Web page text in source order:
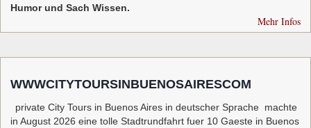
Humor und Sach Wissen.
Mehr Infos
WWWCITYTOURSINBUENOSAIRESCOM
private City Tours in Buenos Aires in deutscher Sprache machte
in August 2026 eine tolle Stadtrundfahrt fuer 10 Gaeste in Buenos